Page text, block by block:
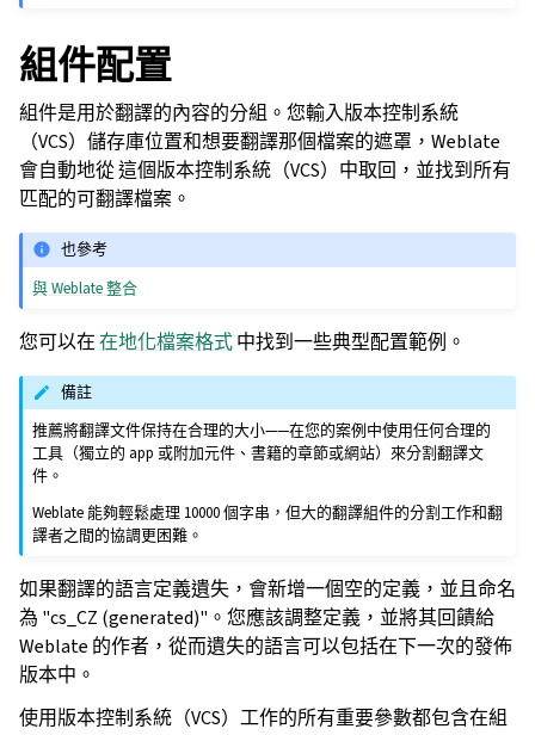
組件配置
組件是用於翻譯的內容的分組。您輸入版本控制系統
（VCS）儲存庫位置和想要翻譯那個檔案的遮罩，Weblate
會自動地從 這個版本控制系統（VCS）中取回，並找到所有
匹配的可翻譯檔案。
也參考
與 Weblate 整合
您可以在在地化檔案格式中找到一些典型配置範例。
備註
推薦將翻譯文件保持在合理的大小——在您的案例中使用任何合理的
工具（獨立的 app 或附加元件、書籍的章節或網站）來分割翻譯文
件。
Weblate 能夠輕鬆處理 10000 個字串，但大的翻譯組件的分割工作和翻
譯者之間的協調更困難。
如果翻譯的語言定義遺失，會新增一個空的定義，並且命名
為 "cs_CZ (generated)"。您應該調整定義，並將其回饋給
Weblate 的作者，從而遺失的語言可以包括在下一次的發佈
版本中。
使用版本控制系統（VCS）工作的所有重要參數都包含在組